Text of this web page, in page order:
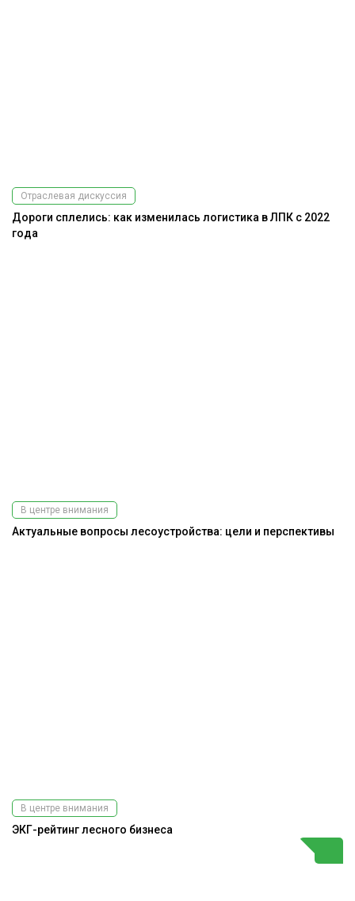
Отраслевая дискуссия
Дороги сплелись: как изменилась логистика в ЛПК с 2022
года
В центре внимания
Актуальные вопросы лесоустройства: цели и перспективы
В центре внимания
ЭКГ-рейтинг лесного бизнеса